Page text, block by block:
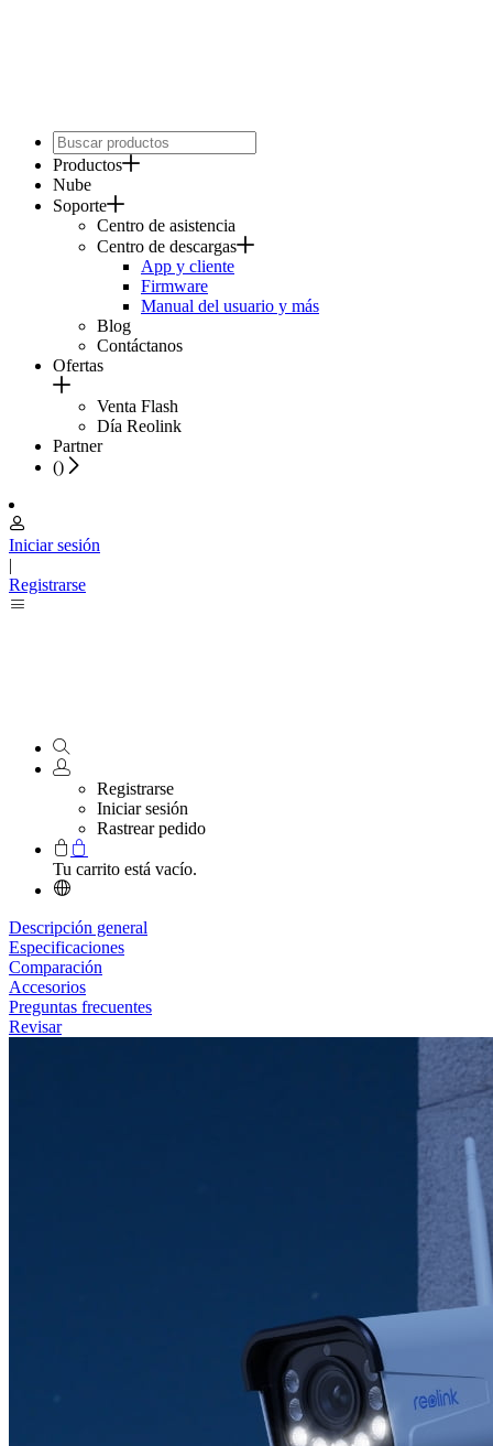
Productos
Nube
Soporte
Centro de asistencia
Centro de descargas
App y cliente
Firmware
Manual del usuario y más
Blog
Contáctanos
Ofertas
Venta Flash
Día Reolink
Partner
()
Iniciar sesión
|
Registrarse
Registrarse
Iniciar sesión
Rastrear pedido
Tu carrito está vacío.
Descripción general
Especificaciones
Comparación
Accesorios
Preguntas frecuentes
Revisar